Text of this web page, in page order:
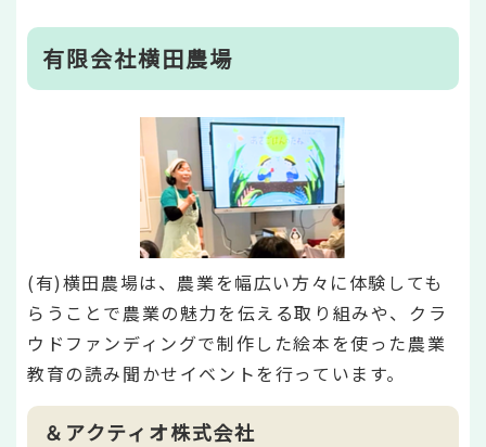
有限会社横田農場
(有)横田農場は、農業を幅広い方々に体験しても
らうことで農業の魅力を伝える取り組みや、クラ
ウドファンディングで制作した絵本を使った農業
教育の読み聞かせイベントを行っています。
＆アクティオ株式会社